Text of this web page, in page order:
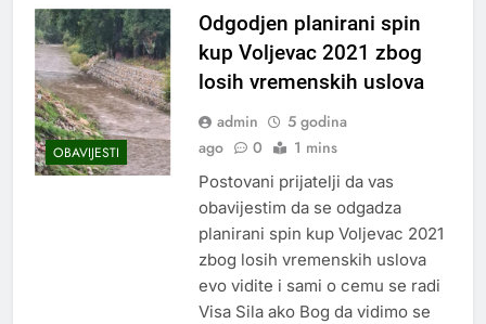
OBAVIJESTI
Odgodjen planirani spin
kup Voljevac 2021 zbog
losih vremenskih uslova
admin
5 godina
ago
0 1 mins
Postovani prijatelji da vas
obavijestim da se odgadza
planirani spin kup Voljevac 2021
zbog losih vremenskih uslova
evo vidite i sami o cemu se radi
Visa Sila ako Bog da vidimo se